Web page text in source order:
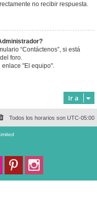
no recibir respuesta.
“Contáctenos”, si está
foro.
enlace "El equipo".
Ir a
Todos los horarios son UTC-05:00